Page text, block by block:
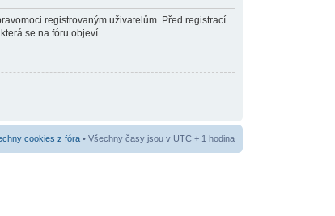
registrovaným uživatelům. Před registrací
se na fóru objeví.
cookies z fóra• Všechny časy jsou v UTC + 1 hodina